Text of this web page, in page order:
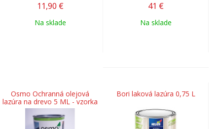
11,90 €
Na sklade
41 €
Na sklade
Osmo Ochranná olejová
lazúra na drevo 5 ML - vzorka
Bori laková lazúra 0,75 L